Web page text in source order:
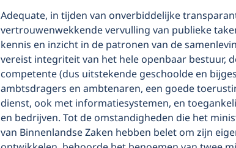
Adequate, in tijden van onverbiddelijke
vertrouwenwekkende vervulling van publieke
kennis en inzicht in de patronen van de
vereist integriteit van het hele openbaar bestuur,
competente (dus uitstekende geschoolde en
ambtsdragers en ambtenaren, een goede
dienst, ook met informatiesystemen, en
en bedrijven. Tot de omstandigheden die het
van Binnenlandse Zaken hebben belet om zijn